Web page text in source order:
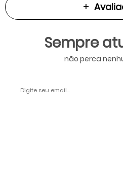
Sempre
não perca